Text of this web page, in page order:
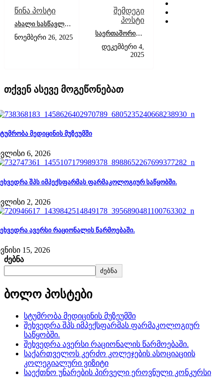
წინა პოსტი
ახალი სასწავლო
წელი
საშემოდგომო
ნოემბერი 26, 2025
შემდეგი
პოსტი
საერთაშორისო
სამეცნიერო
კონფერენცია
დეკემბერი 4,
2025
თქვენ ასევე მოგეწონებათ
მედიცინის მუზეუმში
6, 2026
შპს იმპექსფარმას ფარმაკოლოგიურ საწყობში.
2, 2026
ავერსი რაციონალის წარმოებაში.
15, 2026
ძებნა
ძებნა
ბოლო პოსტები
სტუმრობა მედიცინის მუზეუმში
შეხვედრა შპს იმპექსფარმას ფარმაკოლოგიურ
საწყობში.
შეხვედრა ავერსი რაციონალის წარმოებაში.
საქართველოს კერძო კოლეჯების ასოციაციის
კოლეგიალური ვიზიტი
საექთნო უნარების პირველი ეროვნული კონკურსი